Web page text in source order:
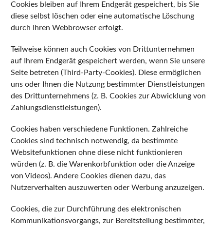
Cookies bleiben auf Ihrem Endgerät gespeichert, bis Sie
diese selbst löschen oder eine automatische Löschung
durch Ihren Webbrowser erfolgt.
Teilweise können auch Cookies von Drittunternehmen
auf Ihrem Endgerät gespeichert werden, wenn Sie unsere
Seite betreten (Third-Party-Cookies). Diese ermöglichen
uns oder Ihnen die Nutzung bestimmter Dienstleistungen
des Drittunternehmens (z. B. Cookies zur Abwicklung von
Zahlungsdienstleistungen).
Cookies haben verschiedene Funktionen. Zahlreiche
Cookies sind technisch notwendig, da bestimmte
Websitefunktionen ohne diese nicht funktionieren
würden (z. B. die Warenkorbfunktion oder die Anzeige
von Videos). Andere Cookies dienen dazu, das
Nutzerverhalten auszuwerten oder Werbung anzuzeigen.
Cookies, die zur Durchführung des elektronischen
Kommunikationsvorgangs, zur Bereitstellung bestimmter,